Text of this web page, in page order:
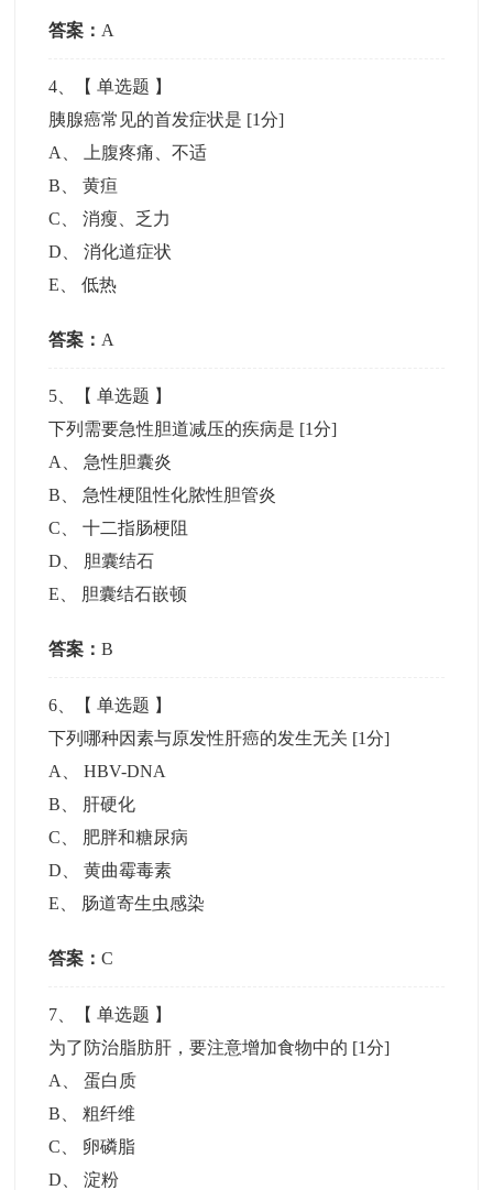
答案： A
4 、【单选题 】
胰腺癌常见的首发症状是 [1分]
A
上腹疼痛、不适
B 、黄疸
C 、消瘦、乏力
D 、消化道症状
E 、低热
答案： A
5 、【单选题 】
下列需要急性胆道减压的疾病是 [1分]
A
急性胆囊炎
B
急性梗阻性化脓性胆管炎
C 、十二指肠梗阻
D
胆囊结石
E
胆囊结石嵌顿
答案：B
6 、【单选题 】
下列哪种因素与原发性肝癌的发生无关 [1分]
A
、HBV-DNA
B
肝硬化
C
肥胖和糖尿病
D 、黄曲霉毒素
E
肠道寄生虫感染
答案：C
7 、【单选题 】
为了防治脂肪肝，要注意增加食物中的 [1分]
A
、蛋白质
B 、粗纤维
C
卵磷脂
D 、淀粉